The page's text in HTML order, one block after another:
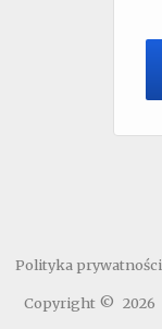
Polityka prywatności
Copyright © 2026